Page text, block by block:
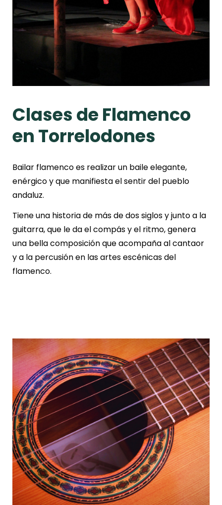
Clases de Flamenco
en Torrelodones
Bailar flamenco es realizar un baile elegante,
enérgico y que manifiesta el sentir del pueblo
andaluz.
Tiene una historia de más de dos siglos y junto a la
guitarra, que le da el compás y el ritmo, genera
una bella composición que acompaña al cantaor
y a la percusión en las artes escénicas del
flamenco.